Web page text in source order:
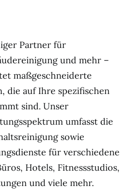
Partner für
und mehr –
maßgeschneiderte
die auf Ihre spezifischen
sind. Unser
umfasst die
sowie
für verschiedene
Hotels, Fitnessstudios,
und viele mehr.